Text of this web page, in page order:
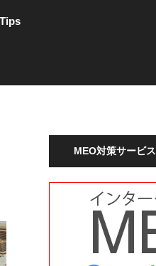
Tips
MEO対策サービス